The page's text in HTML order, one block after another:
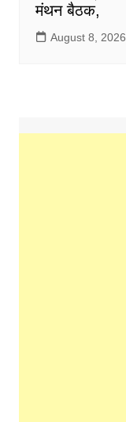
मंथन बैठक,
August 8, 2026